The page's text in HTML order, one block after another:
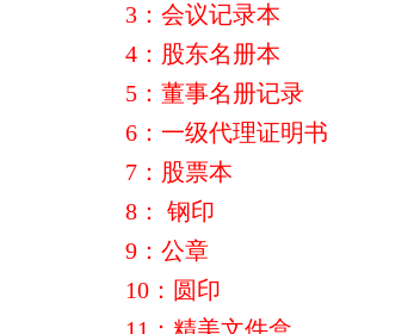
3：会议记录本
4：股东名册本
5：董事名册记录
6：一级代理证明书
7：股票本
8： 钢印
9：公章
10：圆印